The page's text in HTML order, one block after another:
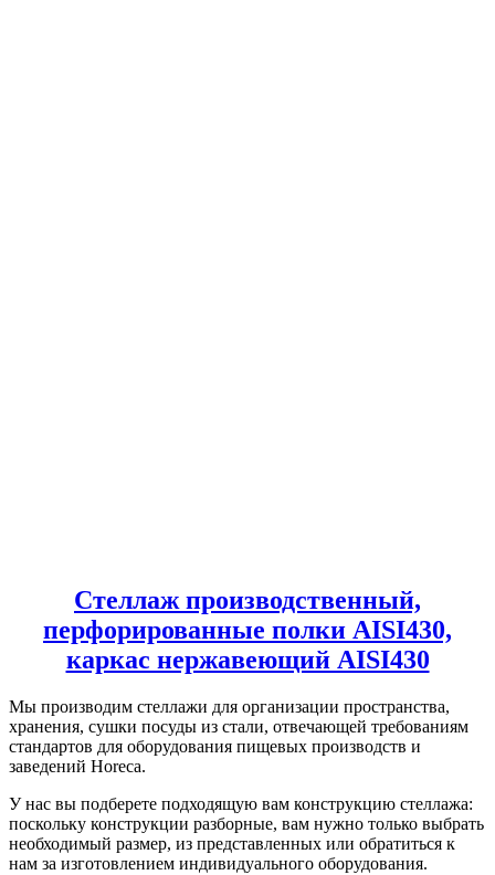
Стеллаж производственный,
перфорированные полки AISI430,
каркас нержавеющий AISI430
Мы производим стеллажи для организации пространства,
хранения, сушки посуды из стали, отвечающей требованиям
стандартов для оборудования пищевых производств и
заведений Horeca.
У нас вы подберете подходящую вам конструкцию стеллажа:
поскольку конструкции разборные, вам нужно только выбрать
необходимый размер, из представленных или обратиться к
нам за изготовлением индивидуального оборудования.